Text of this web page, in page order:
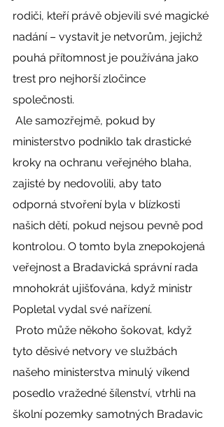
rodiči, kteří právě objevili své magické
nadání – vystavit je netvorům, jejichž
pouhá přítomnost je používána jako
trest pro nejhorší zločince
společnosti.
ministerstvo podniklo tak drastické
kroky na ochranu veřejného blaha,
zajisté by nedovolili, aby tato
odporná stvoření byla v blízkosti
našich dětí, pokud nejsou pevně pod
kontrolou. O tomto byla znepokojená
veřejnost a Bradavická správní rada
mnohokrát ujišťována, když ministr
Popletal vydal své nařízení.
tyto děsivé netvory ve službách
našeho ministerstva minulý víkend
posedlo vražedné šílenství, vtrhli na
školní pozemky samotných Bradavic